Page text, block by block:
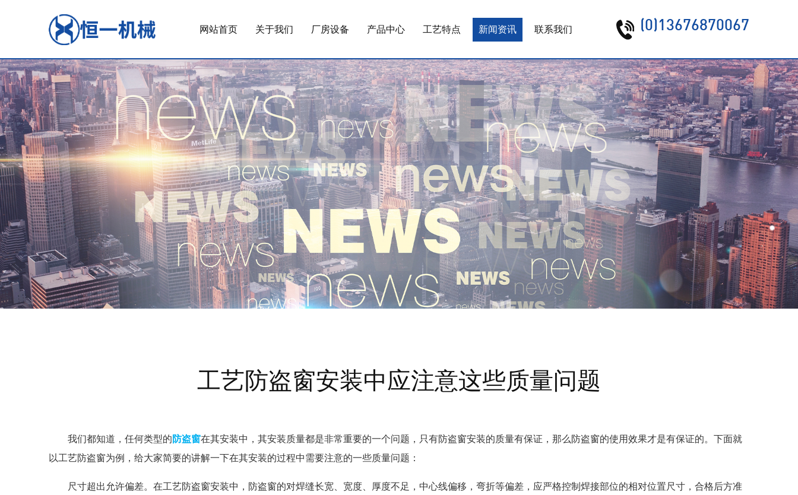
网站首页 关于我们 厂房设备 产品中心 工艺特点 新闻资讯 联系我们 (0)13676870067
工艺防盗窗安装中应注意这些质量问题
我们都知道，任何类型的 防盗窗在其安装中，其安装质量都是非常重要的一个问题，只有防盗窗安装的质量有保证，那么防盗窗的使用效果才是有保证的。下面就
以工艺防盗窗为例，给大家简要的讲解一下在其安装的过程中需要注意的一些质量问题：
尺寸超出允许偏差。在工艺防盗窗安装中，防盗窗的对焊缝长宽、宽度、厚度不足，中心线偏移，弯折等偏差，应严格控制焊接部位的相对位置尺寸，合格后方准